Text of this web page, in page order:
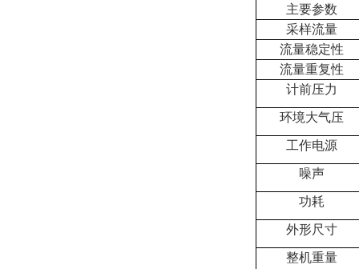
主要参数
采样流量
流量稳定性
流量重复性
计前压力
环境大气压
工作电源
噪声
功耗
外形尺寸
整机重量